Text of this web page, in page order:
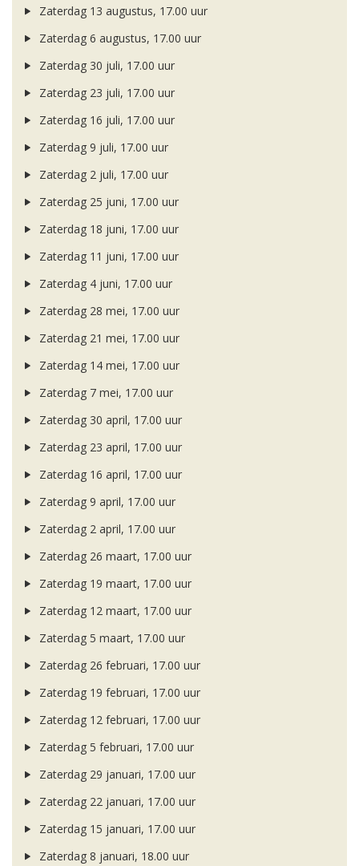
Zaterdag 13 augustus, 17.00 uur
Zaterdag 6 augustus, 17.00 uur
Zaterdag 30 juli, 17.00 uur
Zaterdag 23 juli, 17.00 uur
Zaterdag 16 juli, 17.00 uur
Zaterdag 9 juli, 17.00 uur
Zaterdag 2 juli, 17.00 uur
Zaterdag 25 juni, 17.00 uur
Zaterdag 18 juni, 17.00 uur
Zaterdag 11 juni, 17.00 uur
Zaterdag 4 juni, 17.00 uur
Zaterdag 28 mei, 17.00 uur
Zaterdag 21 mei, 17.00 uur
Zaterdag 14 mei, 17.00 uur
Zaterdag 7 mei, 17.00 uur
Zaterdag 30 april, 17.00 uur
Zaterdag 23 april, 17.00 uur
Zaterdag 16 april, 17.00 uur
Zaterdag 9 april, 17.00 uur
Zaterdag 2 april, 17.00 uur
Zaterdag 26 maart, 17.00 uur
Zaterdag 19 maart, 17.00 uur
Zaterdag 12 maart, 17.00 uur
Zaterdag 5 maart, 17.00 uur
Zaterdag 26 februari, 17.00 uur
Zaterdag 19 februari, 17.00 uur
Zaterdag 12 februari, 17.00 uur
Zaterdag 5 februari, 17.00 uur
Zaterdag 29 januari, 17.00 uur
Zaterdag 22 januari, 17.00 uur
Zaterdag 15 januari, 17.00 uur
Zaterdag 8 januari, 18.00 uur